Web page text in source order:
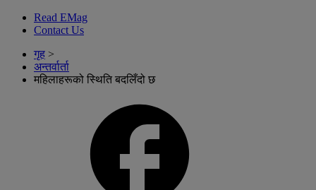
Read EMag
Contact Us
गृह >
अन्तर्वार्ता
महिलाहरूको स्थिति बदलिँदो छ